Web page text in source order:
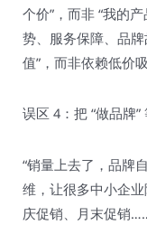
个价”，而非 “我的
势、服务保障、品
值”，而非依赖低价
误区 4：把 “做品牌
“销量上去了，品牌
维，让很多中小企
庆促销、月末促销